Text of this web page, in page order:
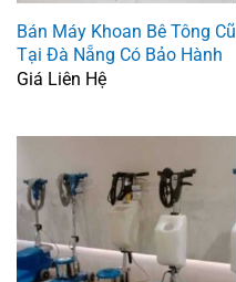
Bán Máy Khoan Bê Tông Cũ
Tại Đà Nẵng Có Bảo Hành
Giá Liên Hệ